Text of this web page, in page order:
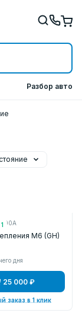
Разбор авто
M6 (GH)
дня
25 000 ₽
заказ в 1 клик